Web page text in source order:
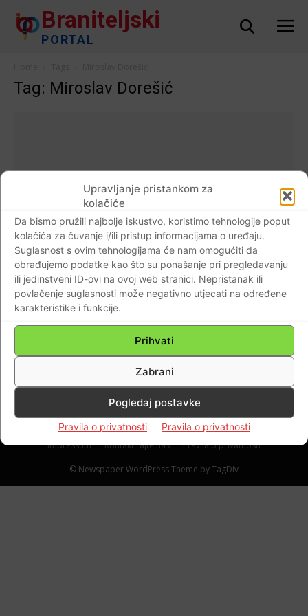
Upravljanje pristankom za
kolačiće
Da bismo pružili najbolje iskustvo, koristimo tehnologije poput
kolačića za čuvanje i/ili pristup informacijama o uređaju.
Suglasnost s ovim tehnologijama će nam omogućiti da
obrađujemo podatke kao što su ponašanje pri pregledavanju
ili jedinstveni ID-ovi na ovoj web stranici. Nepristanak ili
povlačenje suglasnosti može negativno utjecati na određene
karakteristike i funkcije.
Prihvati
Zabrani
Pogledaj postavke
Pravila o privatnosti Pravila o privatnosti
Braniteljski
PORTAL
Tag: Miroslav Dorešić
Hrvatska
Miroslav Dorešić: Je li akademska
zajednica ušutkana novcem HNS-ovih
trgovaca zastarjelom informatičkom
opremom?
Impressum Kontaktirajte nas Pravila o privatnosti
© Newspaper WordPress Theme by TagDiv